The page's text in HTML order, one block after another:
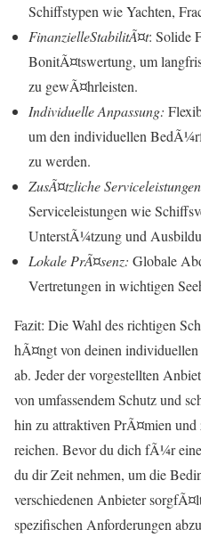
Schiffstypen wie Yachten,
FinanzielleStabilitÃ¤t: Solide
BonitÃ¤tswertung, um
zu gewÃ¤hrleisten.
Individuelle Anpassung:
um den individuellen
zu werden.
ZusÃ¤tzliche
Serviceleistungen wie
UnterstÃ¼tzung und
Lokale PrÃ¤senz: Globale
Vertretungen in wichtigen
Fazit: Die Wahl des richtigen
hÃ¤ngt von deinen
ab. Jeder der vorgestellten
von umfassendem Schutz und
hin zu attraktiven PrÃ¤mien
reichen. Bevor du dich fÃ¼r
du dir Zeit nehmen, um die
verschiedenen Anbieter
spezifischen Anforderungen